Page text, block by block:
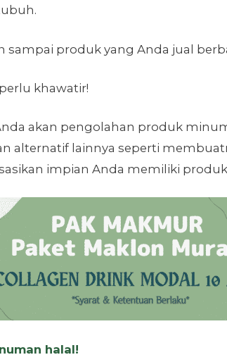
sampai produk yang Anda jual
khawatir!
akan pengolahan produk
alternatif lainnya seperti
impian Anda memiliki
halal!